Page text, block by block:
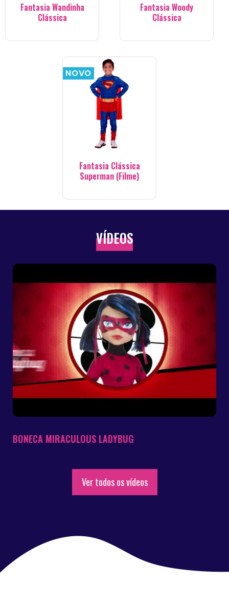
Fantasia Wandinha
Clássica
Fantasia Woody
Clássica
NOVO
Fantasia Clássica
Superman (Filme)
VÍDEOS
BONECA MIRACULOUS LADYBUG
Ver todos os vídeos